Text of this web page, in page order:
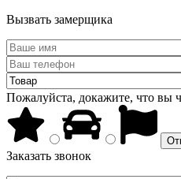
Вызвать замерщика
Пожалуйста, докажите, что вы
Заказать звонок